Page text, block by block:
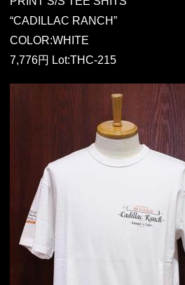
“CADILLAC RANCH”
COLOR:WHITE
7,776円 Lot:THC-215